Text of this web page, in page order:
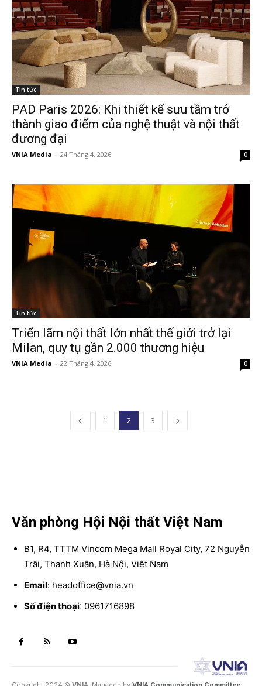
Tin tức
PAD Paris 2026: Khi thiết kế sưu tầm trở
thành giao điểm của nghệ thuật và nội thất
đương đại
VNIA Media - 24 Tháng 4, 2026 0
Tin tức
Triển lãm nội thất lớn nhất thế giới trở lại
Milan, quy tụ gần 2.000 thương hiệu
VNIA Media - 22 Tháng 4, 2026 0
1 2 3
Văn phòng Hội Nội thất Việt Nam
B1, R4, TTTM Vincom Mega Mall Royal City, 72 Nguyễn
Trãi, Thanh Xuân, Hà Nội, Việt Nam
Email: headoffice@vnia.vn
Số điện thoại: 0961716898